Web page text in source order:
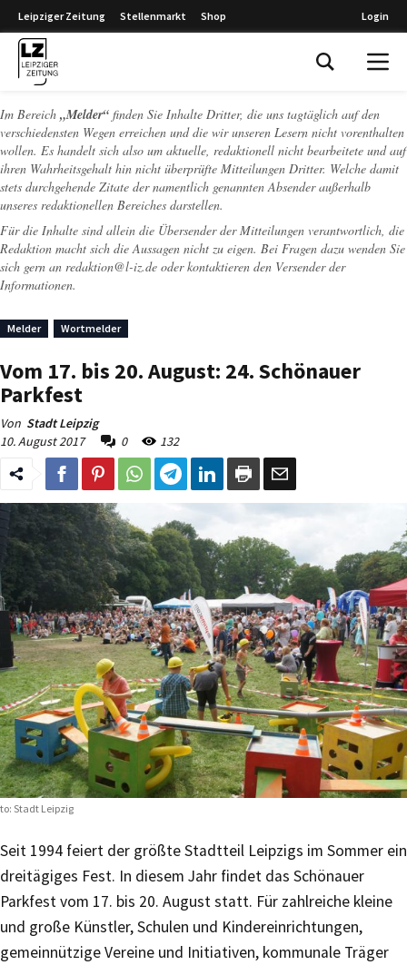
Leipziger Zeitung Stellenmarkt Shop Login
Im Bereich „Melder“ finden Sie Inhalte Dritter, die uns tagtäglich auf den
verschiedensten Wegen erreichen und die wir unseren Lesern nicht vorenthalten
wollen. Es handelt sich also um aktuelle, redaktionell nicht bearbeitete und auf
ihren Wahrheitsgehalt hin nicht überprüfte Mitteilungen Dritter. Welche damit
stets durchgehende Zitate der namentlich genannten Absender außerhalb
unseres redaktionellen Bereiches darstellen.
Für die Inhalte sind allein die Übersender der Mitteilungen verantwortlich, die
Redaktion macht sich die Aussagen nicht zu eigen. Bei Fragen dazu wenden Sie
sich gern an redaktion@l-iz.de oder kontaktieren den Versender der
Informationen.
Melder Wortmelder
Vom 17. bis 20. August: 24. Schönauer
Parkfest
Von Stadt Leipzig
10. August 2017
0 132
Stadt Leipzig
Seit 1994 feiert der größte Stadtteil Leipzigs im Sommer ein
dreitägiges Fest. In diesem Jahr findet das Schönauer
Parkfest vom 17. bis 20. August statt. Für zahlreiche kleine
und große Künstler, Schulen und Kindereinrichtungen,
gemeinnützige Vereine und Initiativen, kommunale Träger